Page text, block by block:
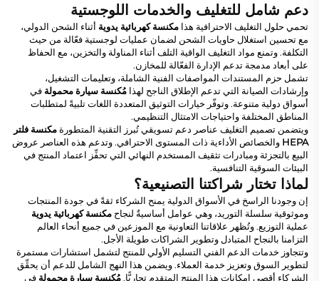
دعم شامل للتغليف والخدمات اللوجستية
تحمي حلول التغليف الاحترافية هذا مكنسة كهربائية يدوية أثناء الشحن الدولي،
مع تحسين استغلال حاويات الشحن لضمان عمليات لوجستية فعّالة من حيث
التكلفة. وتمنع مواد التغليف الواقية التلف أثناء المناولة والتخزين، مع الحفاظ
على أبعاد مدمجة تدعم الإدارة الفعّالة للمخازن.
تشمل حزم المستندات المواصفات الفنية الشاملة، وتعليمات التشغيل،
وإرشادات الصيانة التي تدعم الإطلاق الناجح لهذا مُكنسة سيارة محمولة في
أسواق دولية متنوعة. وتوفّر خيارات التوثيق المتعددة اللغات تلبيةً لمتطلبات
المناطق المختلفة واحتياجات الامتثال التنظيمي.
ويتضمن تصميم التغليف عناصر دعم تسويقي تُبرز التقنية المتطورة مكنسة فلتر
HEPA والخصائص الأداءية ذات المستوى الاحترافي. وتدعم هذه العناصر عروض
البيع بالتجزئة ومبادرات تثقيف المستخدم النهائي التي تحفِّز اعتماد المنتج في
البيئات السوقية التنافسية.
لماذا تختار شراكتنا التصنيعية؟
إن وجودنا الراسخ في الأسواق الدولية يمنح الشركاء ثقةً في جودة المنتجات
وموثوقية سلسلة التوريد، وهي عوامل أساسيةٌ لنجاح مكنسة كهربائية يدوية
عملية التوزيع. وتُظهر علاقاتنا التعاونية مع الموزعين في جميع أنحاء العالم
التزامنا بالنجاح المتبادل وتطوير الشراكات طويلة الأجل.
وتتجاوز خدمات الدعم الفني التسليم الأولي للمنتج لتشمل استشارات مستمرة
لتطوير السوق وتعزيز خدمة العملاء. ويضمن هذا النهج الشامل للدعم أن يحقِّق
الشركاء أقصى إمكانات هذا المنتج المتقدم تجاريًّا. مُكنسة سيارة محمولة في